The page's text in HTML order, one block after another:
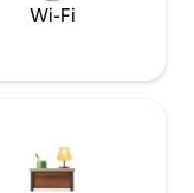
Wi-Fi